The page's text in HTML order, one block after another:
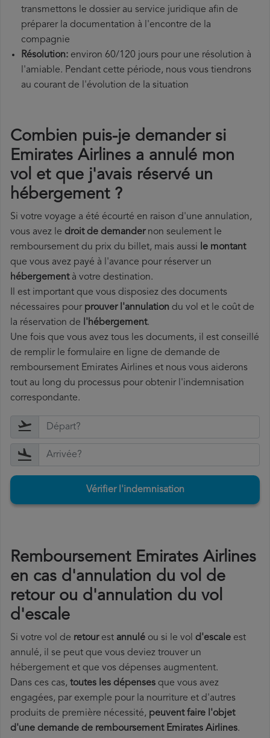
transmettons le dossier au service juridique afin de
préparer la documentation à l'encontre de la
compagnie
Résolution: environ 60/120 jours pour une résolution à
l'amiable. Pendant cette période, nous vous tiendrons
au courant de l'évolution de la situation
Combien puis-je demander si
Emirates Airlines a annulé mon
vol et que j'avais réservé un
hébergement ?
Si votre voyage a été écourté en raison d'une annulation,
vous avez le droit de demandernon seulement le
remboursement du prix du billet, mais aussi le montant
que vous avez payé à l'avance pour réserver un
hébergementà votre destination.
Il est important que vous disposiez des documents
nécessaires pour prouver l'annulation du vol et le coût de
la réservation de l'hébergement.
Une fois que vous avez tous les documents, il est conseillé
de remplir le formulaire en ligne de demande de
remboursement Emirates Airlines et nous vous aiderons
tout au long du processus pour obtenir l'indemnisation
correspondante.
Vérifier l'indemnisation
Remboursement Emirates Airlines
en cas d'annulation du vol de
retour ou d'annulation du vol
d'escale
Si votre vol de retourest annulé ou si le vol d'escale est
annulé, il se peut que vous deviez trouver un
hébergement et que vos dépenses augmentent.
Dans ces cas, toutes les dépenses que vous avez
engagées, par exemple pour la nourriture et d'autres
produits de première nécessité, peuvent faire l'objet
d'une demande de remboursement Emirates Airlines.